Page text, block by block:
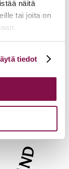
näitä
tai joita on
tiedot